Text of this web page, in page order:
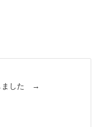
ました →